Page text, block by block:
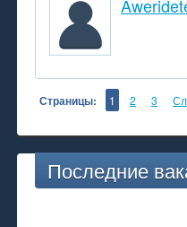
Страницы: 1 2 3
Последние